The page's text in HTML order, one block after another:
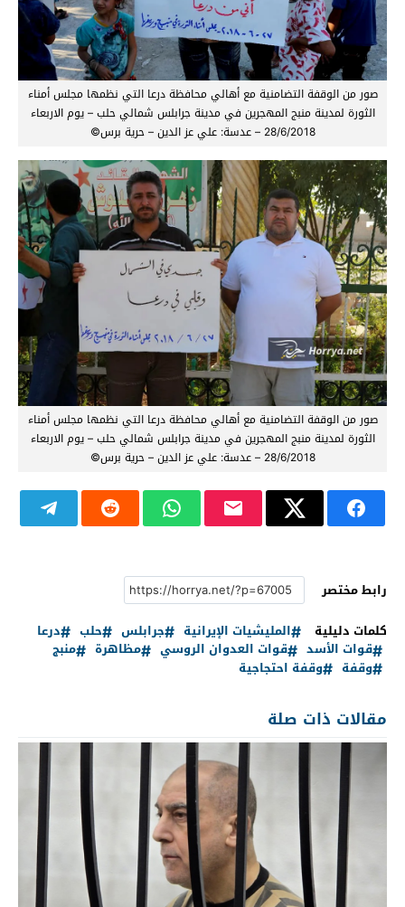
صور من الوقفة التضامنية مع أهالي محافظة درعا التي نظمها مجلس أمناء
الثورة لمدينة منبج المهجرين في مدينة جرابلس شمالي حلب – يوم الاربعاء
28/6/2018 – عدسة: علي عز الدين – حرية برس©
صور من الوقفة التضامنية مع أهالي محافظة درعا التي نظمها مجلس أمناء
الثورة لمدينة منبج المهجرين في مدينة جرابلس شمالي حلب – يوم الاربعاء
28/6/2018 – عدسة: علي عز الدين – حرية برس©
رابط مختصر
كلمات دليلية
المليشيات الإيرانية جرابلس حلب
درعا
قوات الأسد
قوات العدوان الروسي مظاهرة
منبج
وقفة
وقفة احتجاجية
مقالات ذات صلة